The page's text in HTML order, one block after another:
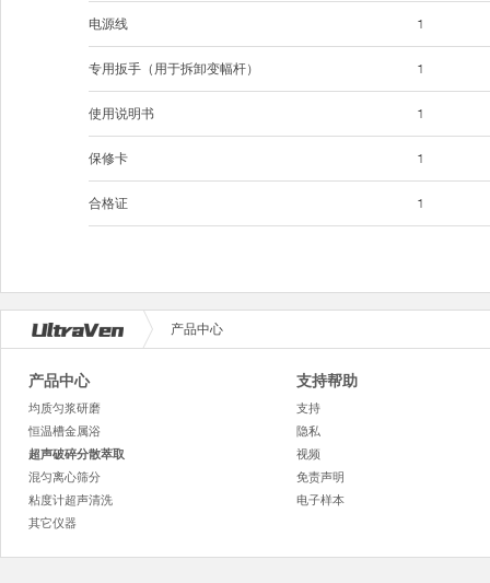
电源线
专用扳手（用于拆卸变幅杆）
使用说明书
保修卡
合格证
1
1
1
1
1
产品中心
产品中心
均质匀浆研磨
恒温槽金属浴
超声破碎分散萃取
混匀离心筛分
粘度计超声清洗
其它仪器
支持帮助
支持
隐私
视频
免责声明
电子样本